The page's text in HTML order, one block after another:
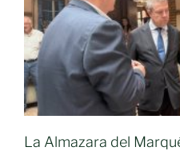
La Almazara del